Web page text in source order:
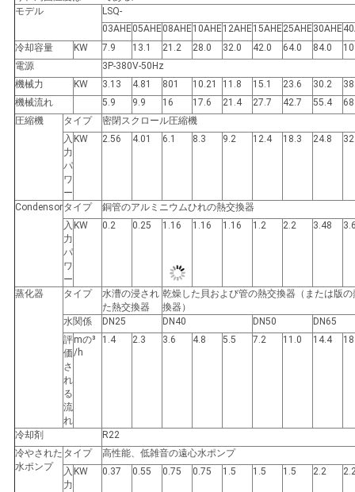
な
さ
い
図
ラ
ー
ポ
モデル
LSQ-
03AHE05AHE08AHE10AHE12AHE15AHE25AHE30AHE
冷却容量
KW 7.9 13.1 21.2 28.0 32.0 42.0 64.0 84.0
電源
3P-380V-50Hz
機械力
KW 3.13 4.81 801 10.21 11.8 15.1 23.6 30.2
機械流れ
5.9 9.9 16 17.6 21.4 27.7 42.7 55.4
圧縮機
タイプ
密閉スクロール圧縮機
入
力
パ
ワ
ー
KW 2.56 4.01 6.1 8.3 9.2 12.4 18.3 24.8
Condensorタイプ
銅管のアルミニウムひれの熱交換器
入
力
パ
ワ
ー
KW 0.2 0.25 1.16 1.16 1.16 1.2 2.2 3.48
蒸化器 タイプ
水漕の浸され
た熱交換器
乾燥した貝および管の熱交換器（または版の
換器）
水関係
DN25 DN40 DN50
DN65
評
価
さ
れ
る
流
れ
mの³
/h
1.4 2.3 3.6 4.8 5.5 7.2 11.0 14.4
冷却剤
R22
冷やされた
水ポンプ
タイプ
高性能、低雑音の遠心水ポンプ
入
力
KW 0.37 0.55 0.75 0.75 1.5 1.5 1.5 2.2